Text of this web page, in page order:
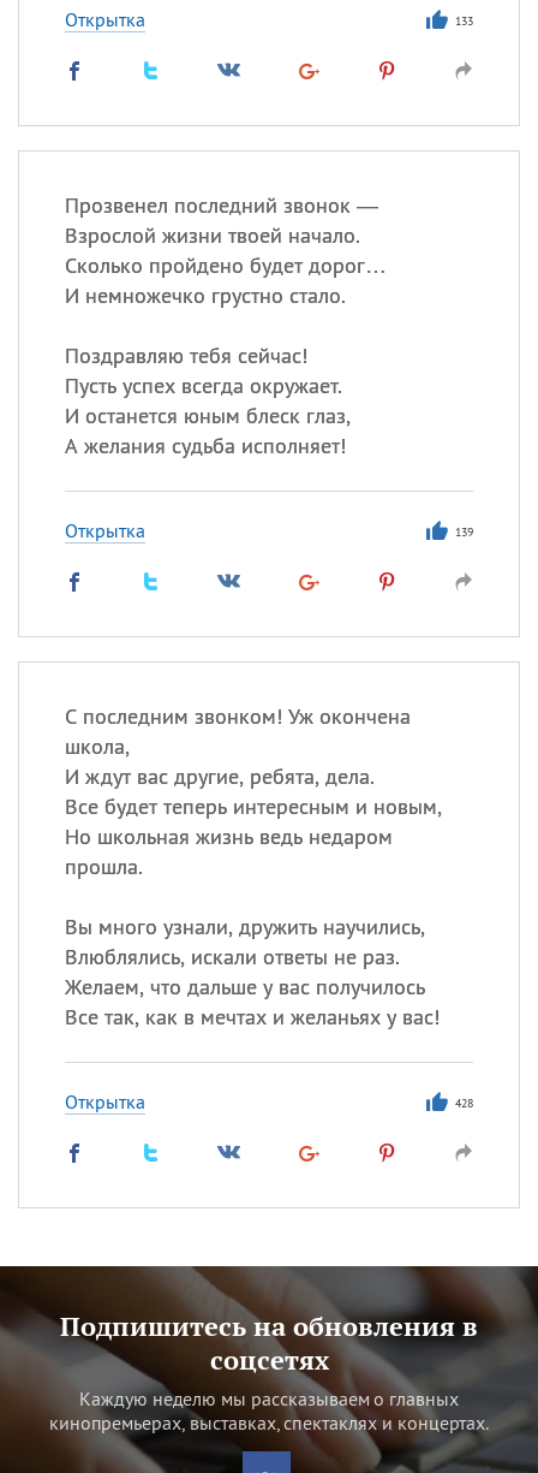
Открытка 133
Прозвенел последний звонок —
Взрослой жизни твоей начало.
Сколько пройдено будет дорог…
И немножечко грустно стало.
Поздравляю тебя сейчас!
Пусть успех всегда окружает.
И останется юным блеск глаз,
А желания судьба исполняет!
Открытка 139
С последним звонком! Уж окончена
школа,
И ждут вас другие, ребята, дела.
Все будет теперь интересным и новым,
Но школьная жизнь ведь недаром
прошла.
Вы много узнали, дружить научились,
Влюблялись, искали ответы не раз.
Желаем, что дальше у вас получилось
Все так, как в мечтах и желаньях у вас!
Открытка 428
Подпишитесь на обновления в
соцсетях
Каждую неделю мы рассказываем о главных
кинопремьерах, выставках, спектаклях и концертах.